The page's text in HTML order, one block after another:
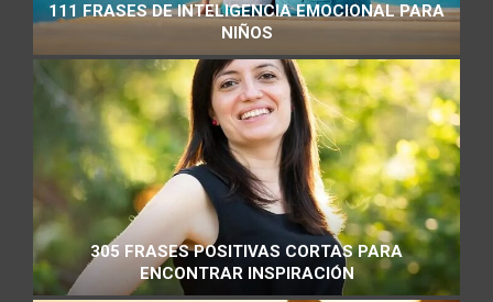
111 FRASES DE INTELIGENCIA EMOCIONAL PARA
NIÑOS
305 FRASES POSITIVAS CORTAS PARA
ENCONTRAR INSPIRACIÓN